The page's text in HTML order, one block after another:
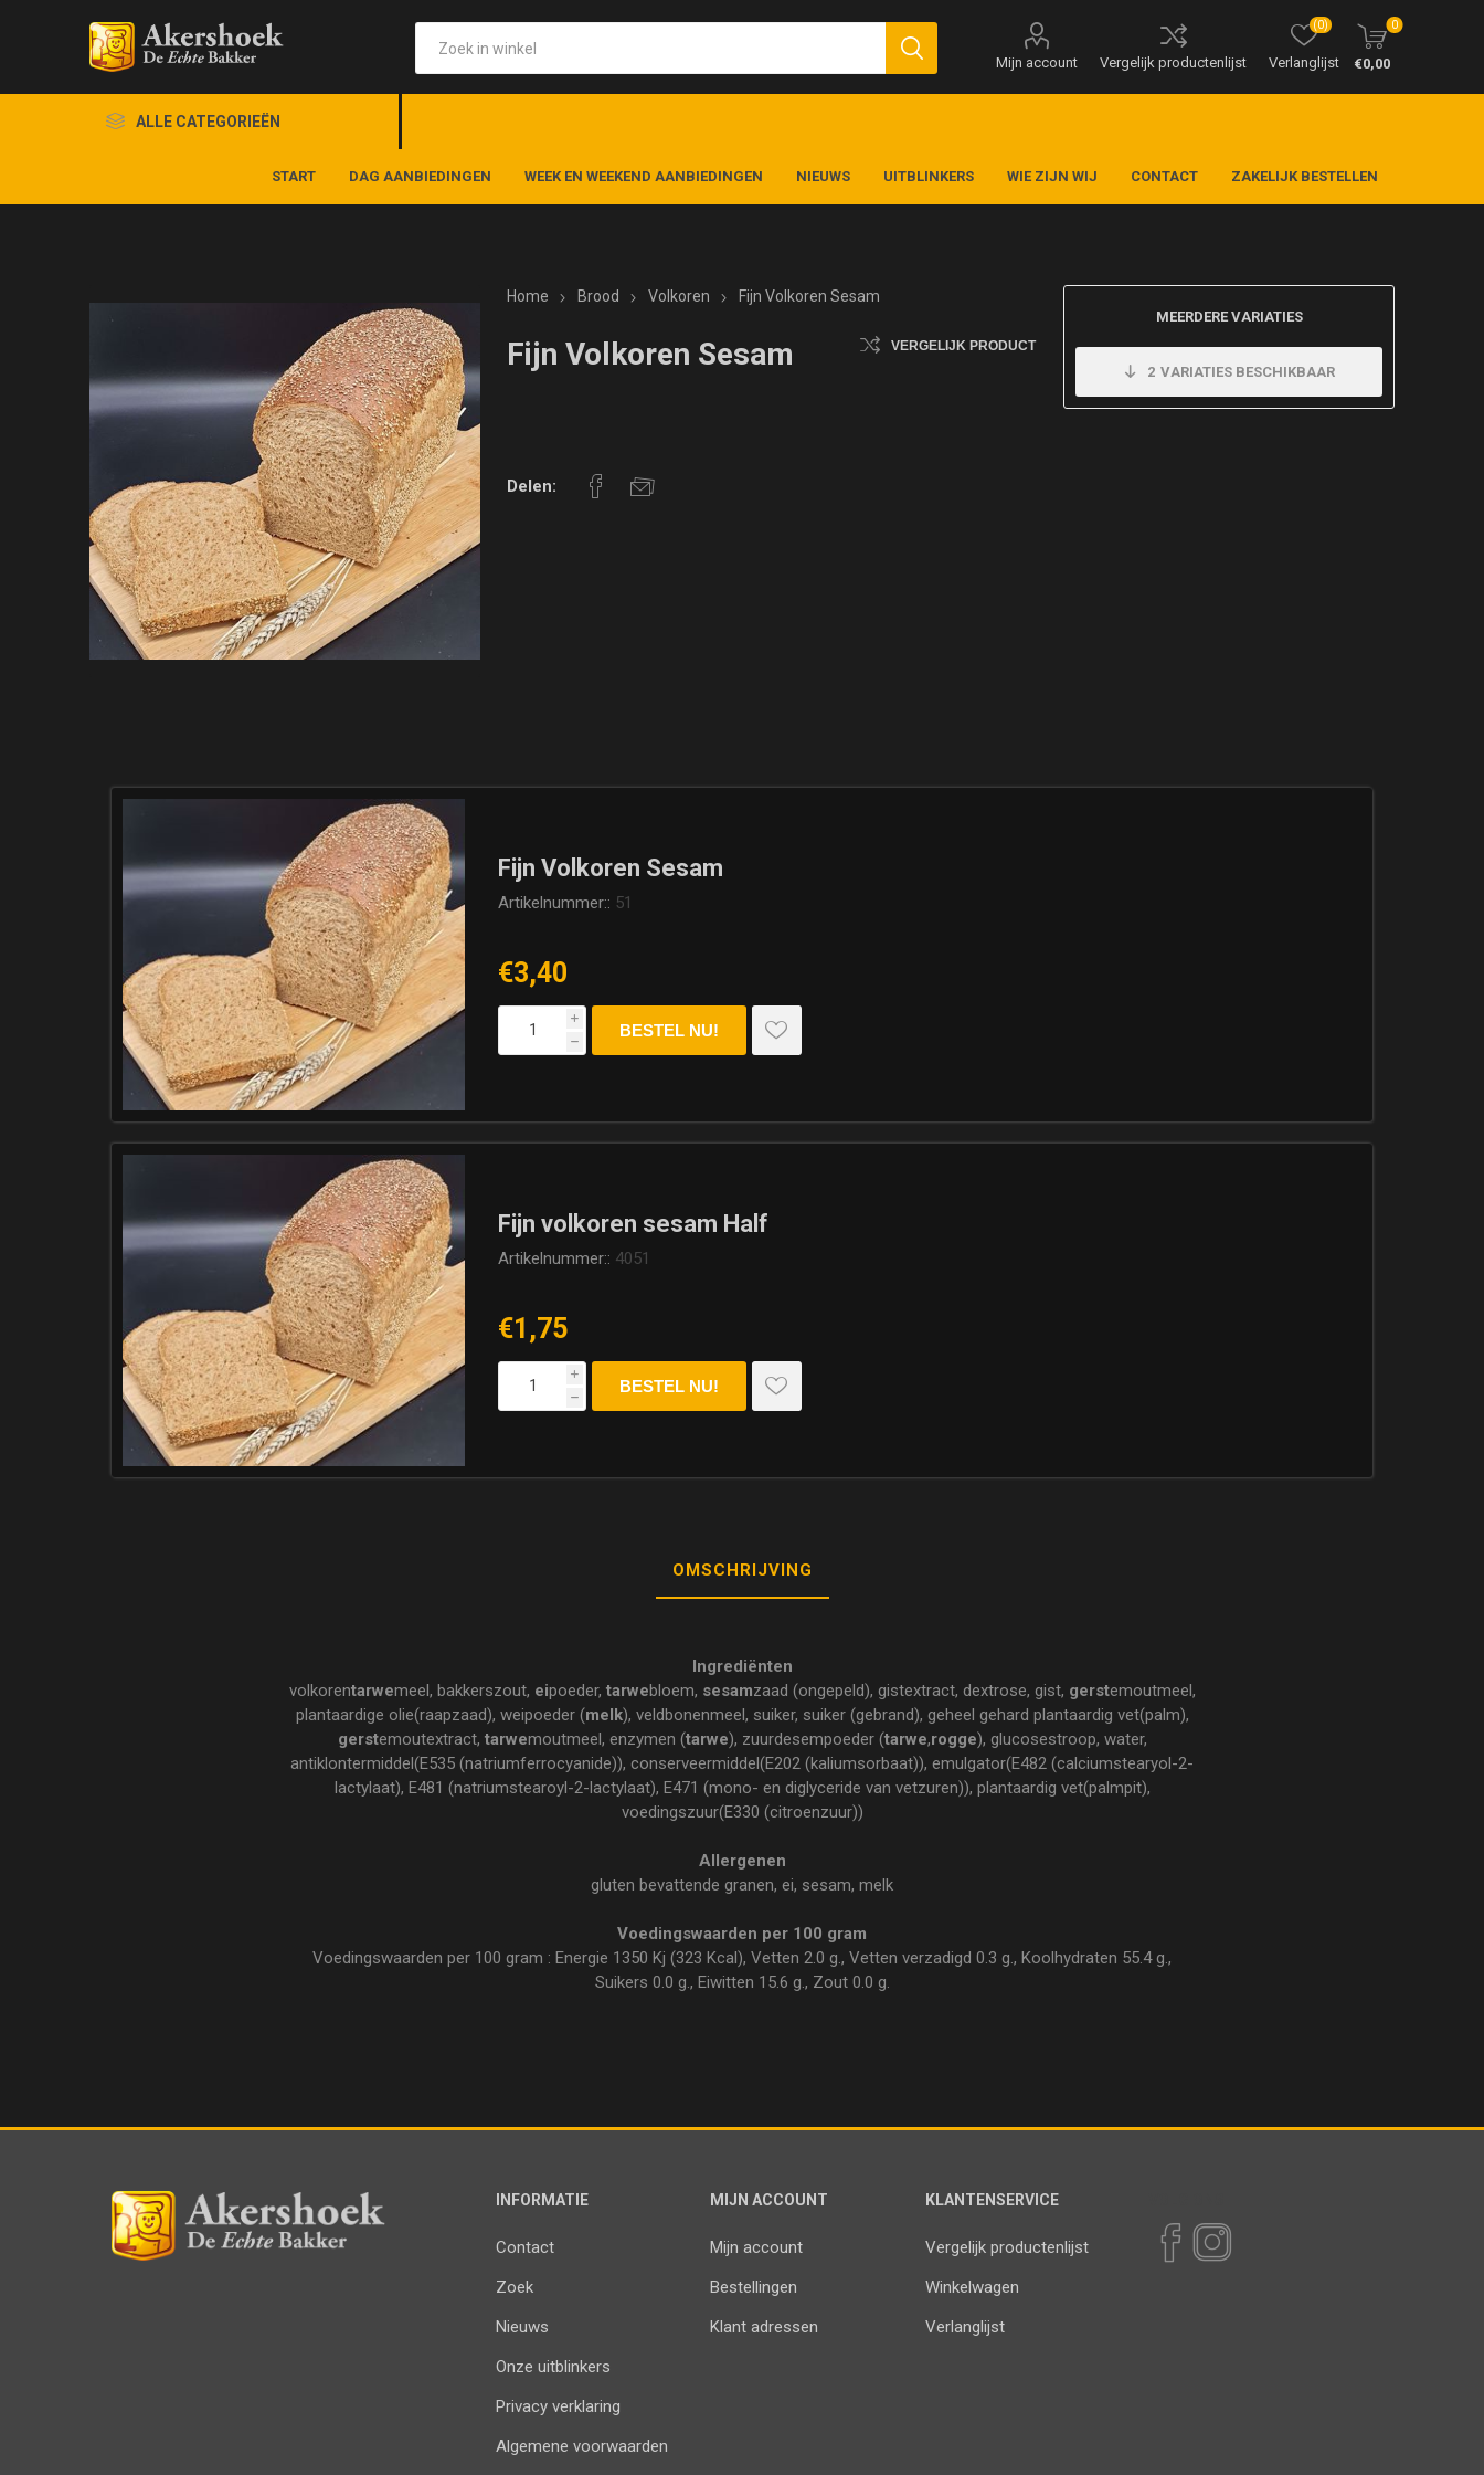
Mijn account Vergelijk productenlijst Verlanglijst
(0) 0
€0,00
ALLE CATEGORIEËN
START DAG AANBIEDINGEN WEEK EN WEEKEND AANBIEDINGEN NIEUWS UITBLINKERS WIE ZIJN WIJ CONTACT ZAKELIJK BESTELLEN
Home Brood Volkoren Fijn Volkoren Sesam
Fijn Volkoren Sesam VERGELIJK PRODUCT
MEERDERE VARIATIES
2 VARIATIES BESCHIKBAAR
Delen:
Fijn Volkoren Sesam
Artikelnummer:: 51
€3,40
i
h
Fijn volkoren sesam Half
Artikelnummer:: 4051
€1,75
i
h
OMSCHRIJVING
Ingrediënten
volkorentarwemeel, bakkerszout, eipoeder, tarwebloem, sesamzaad (ongepeld), gistextract, dextrose, gist, gerstemoutmeel,
plantaardige olie(raapzaad), weipoeder (melk), veldbonenmeel, suiker, suiker (gebrand), geheel gehard plantaardig vet(palm),
gerstemoutextract, tarwemoutmeel, enzymen (tarwe), zuurdesempoeder (tarwe,rogge), glucosestroop, water,
antiklontermiddel(E535 (natriumferrocyanide)), conserveermiddel(E202 (kaliumsorbaat)), emulgator(E482 (calciumstearyol-2-
lactylaat), E481 (natriumstearoyl-2-lactylaat), E471 (mono- en diglyceride van vetzuren)), plantaardig vet(palmpit),
voedingszuur(E330 (citroenzuur))
Allergenen
gluten bevattende granen, ei, sesam, melk
Voedingswaarden per 100 gram
Voedingswaarden per 100 gram : Energie 1350 Kj (323 Kcal), Vetten 2.0 g., Vetten verzadigd 0.3 g., Koolhydraten 55.4 g.,
Suikers 0.0 g., Eiwitten 15.6 g., Zout 0.0 g.
INFORMATIE
Contact
Zoek
Nieuws
Onze uitblinkers
Privacy verklaring
Algemene voorwaarden
MIJN ACCOUNT
Mijn account
Bestellingen
Klant adressen
KLANTENSERVICE
Vergelijk productenlijst
Winkelwagen
Verlanglijst